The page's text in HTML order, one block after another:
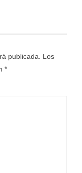
publicada.
Los
*